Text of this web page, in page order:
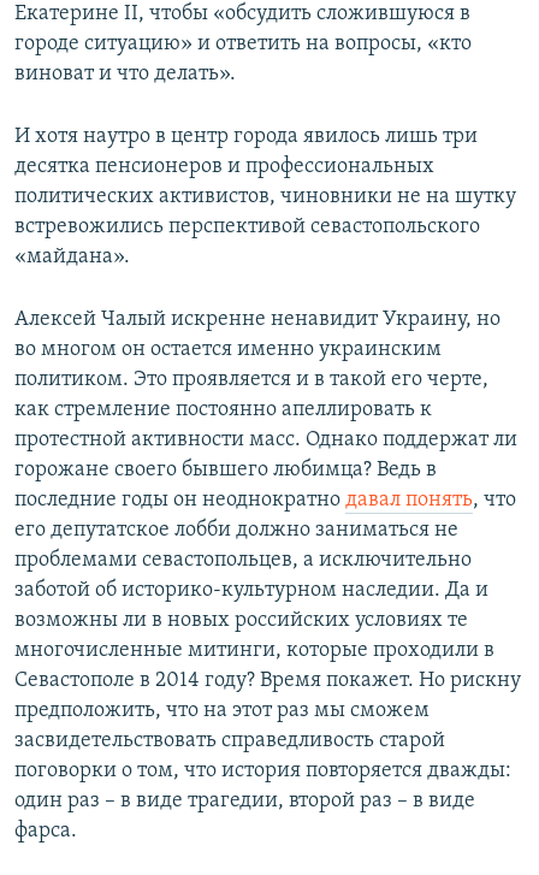
Екатерине II, чтобы «обсудить сложившуюся в
городе ситуацию» и ответить на вопросы, «кто
виноват и что делать».
И хотя наутро в центр города явилось лишь три
десятка пенсионеров и профессиональных
политических активистов, чиновники не на шутку
встревожились перспективой севастопольского
«майдана».
Алексей Чалый искренне ненавидит Украину, но
во многом он остается именно украинским
политиком. Это проявляется и в такой его черте,
как стремление постоянно апеллировать к
протестной активности масс. Однако поддержат ли
горожане своего бывшего любимца? Ведь в
последние годы он неоднократно давал понять, что
его депутатское лобби должно заниматься не
проблемами севастопольцев, а исключительно
заботой об историко-культурном наследии. Да и
возможны ли в новых российских условиях те
многочисленные митинги, которые проходили в
Севастополе в 2014 году? Время покажет. Но рискну
предположить, что на этот раз мы сможем
засвидетельствовать справедливость старой
поговорки о том, что история повторяется дважды:
один раз – в виде трагедии, второй раз – в виде
фарса.